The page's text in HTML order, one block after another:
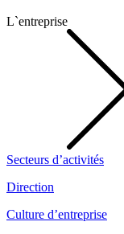
L`entreprise
Secteurs d’activités
Direction
Culture d’entreprise